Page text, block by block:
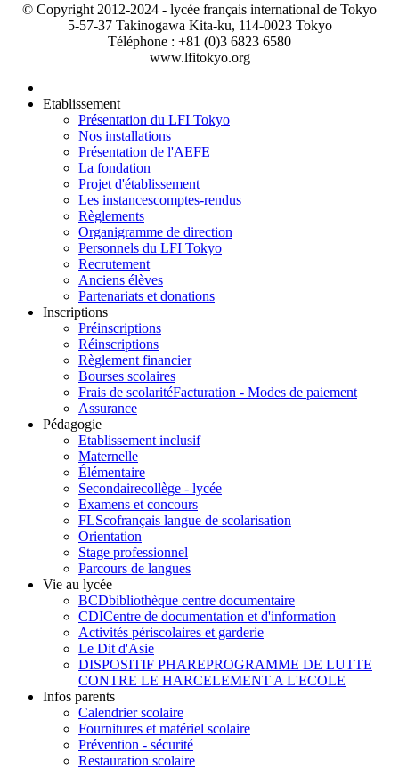
© Copyright 2012-2024 - lycée français international de Tokyo
5-57-37 Takinogawa Kita-ku, 114-0023 Tokyo
Téléphone : +81 (0)3 6823 6580
www.lfitokyo.org
Etablissement
Présentation du LFI Tokyo
Nos installations
Présentation de l'AEFE
La fondation
Projet d'établissement
Les instancescomptes-rendus
Règlements
Organigramme de direction
Personnels du LFI Tokyo
Recrutement
Anciens élèves
Partenariats et donations
Inscriptions
Préinscriptions
Réinscriptions
Règlement financier
Bourses scolaires
Frais de scolaritéFacturation - Modes de paiement
Assurance
Pédagogie
Etablissement inclusif
Maternelle
Élémentaire
Secondairecollège - lycée
Examens et concours
FLScofrançais langue de scolarisation
Orientation
Stage professionnel
Parcours de langues
Vie au lycée
BCDbibliothèque centre documentaire
CDICentre de documentation et d'information
Activités périscolaires et garderie
Le Dit d'Asie
DISPOSITIF PHAREPROGRAMME DE LUTTE
CONTRE LE HARCELEMENT A L'ECOLE
Infos parents
Calendrier scolaire
Fournitures et matériel scolaire
Prévention - sécurité
Restauration scolaire